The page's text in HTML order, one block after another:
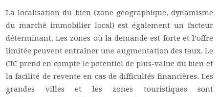
La localisation du bien (zone géographique, dynamisme
du marché immobilier local) est également un facteur
déterminant. Les zones où la demande est forte et l’offre
limitée peuvent entraîner une augmentation des taux. Le
CIC prend en compte le potentiel de plus-value du bien et
la facilité de revente en cas de difficultés financières. Les
grandes villes et les zones touristiques sont